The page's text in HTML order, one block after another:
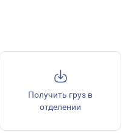
Получить груз в
отделении